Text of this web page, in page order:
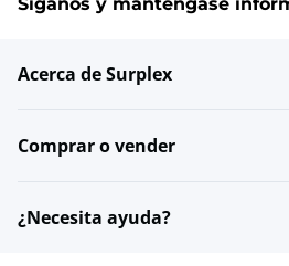
Agregados de sierra,
Acerca de Surplex
Comprar o vender
¿Necesita ayuda?